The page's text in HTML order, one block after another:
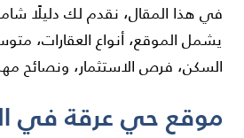
في هذا المقال، نقدم لك دليلًا
يشمل الموقع، أنواع العقارات،
السكن، فرص الاستثمار، ونصائح
موقع حي عرقة في